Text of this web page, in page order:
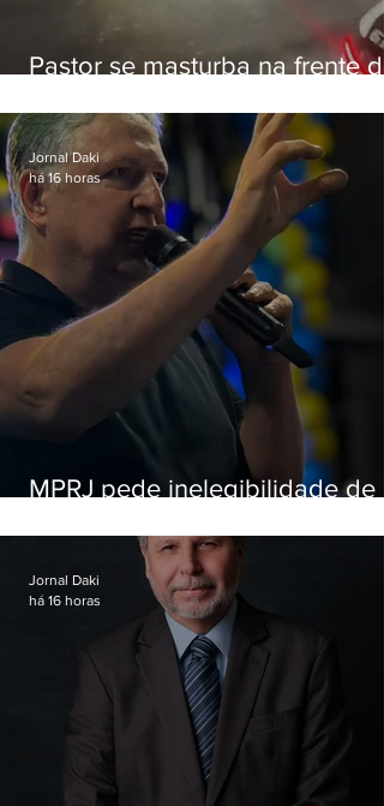
Pastor se masturba na frente de
MPRJ pede inelegibilidade de
Jornal Daki
há 16 horas
Jornal Daki
há 16 horas